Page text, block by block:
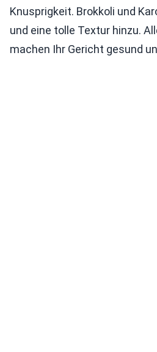
Knusprigkeit. Brokkoli und
und eine tolle Textur hinzu.
machen Ihr Gericht gesund